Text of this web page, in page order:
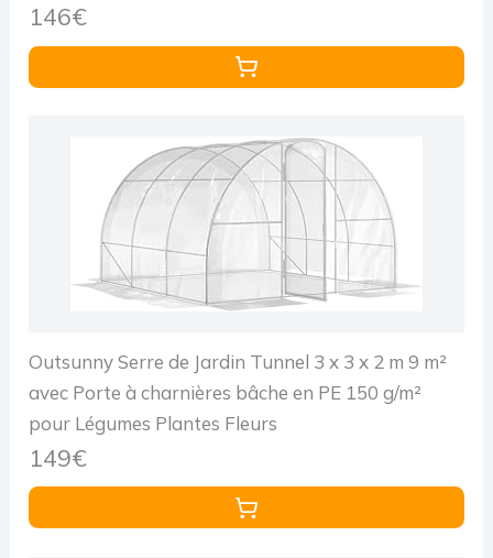
Diagonaux 2 Portes 12 Fenêtres pour Cultiver
Légume Fleurs Blanc
146€
Outsunny Serre de Jardin Tunnel 3 x 3 x 2 m 9 m²
avec Porte à charnières bâche en PE 150 g/m²
pour Légumes Plantes Fleurs
149€